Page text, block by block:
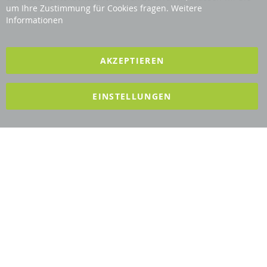
Revisage GmbH
um Ihre Zustimmung für Cookies fragen. Weitere
Informationen
AKZEPTIEREN
EINSTELLUNGEN